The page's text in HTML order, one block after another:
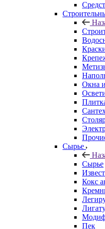
Окна
Сырье
Сырье
Кокс
Пек